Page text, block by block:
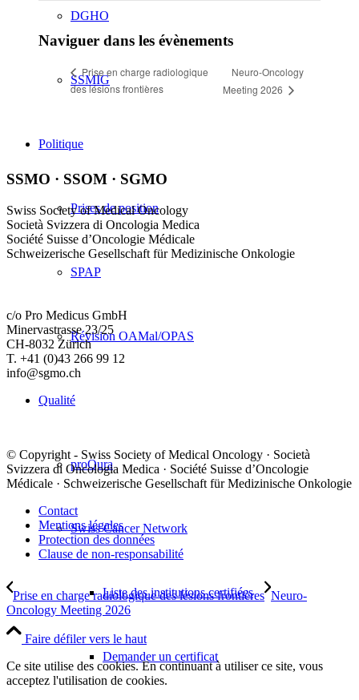
DGHO
SSMIG
Politique
Prises de position
SPAP
Révision OAMal/OPAS
Qualité
proQura
Swiss Cancer Network
Liste des institutions certifiées
Demander un certificat
Naviguer dans les évènements
Prise en charge radiologique
des lésions frontières
Neuro-Oncology
Meeting 2026
SSMO · SSOM · SGMO
Swiss Society of Medical Oncology
Società Svizzera di Oncologia Medica
Société Suisse d’Oncologie Médicale
Schweizerische Gesellschaft für Medizinische Onkologie
c/o Pro Medicus GmbH
Minervastrasse 23/25
CH-8032 Zürich
T. +41 (0)43 266 99 12
info@sgmo.ch
© Copyright - Swiss Society of Medical Oncology · Società
Svizzera di Oncologia Medica · Société Suisse d’Oncologie
Médicale · Schweizerische Gesellschaft für Medizinische Onkologie
Contact
Mentions légales
Protection des données
Clause de non-responsabilité
Prise en charge radiologique des lésions frontières Neuro-
Oncology Meeting 2026
Faire défiler vers le haut
Ce site utilise des cookies. En continuant à utiliser ce site, vous
acceptez l'utilisation de cookies.